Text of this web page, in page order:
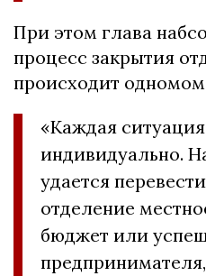
При этом глава
процесс закрытия
происходит
«Каждая
индивидуально.
удается
отделение
бюджет или